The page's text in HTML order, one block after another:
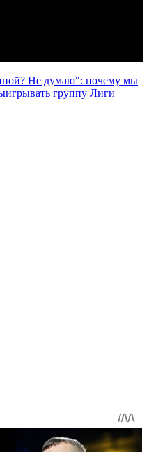
Не думаю": почему мы
группу Лиги